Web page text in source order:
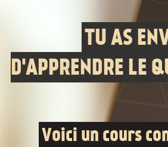
TU AS
D'APPRENDRE LE
Voici un cours